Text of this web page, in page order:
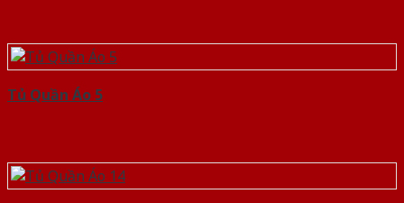
Tủ Quần Áo 5